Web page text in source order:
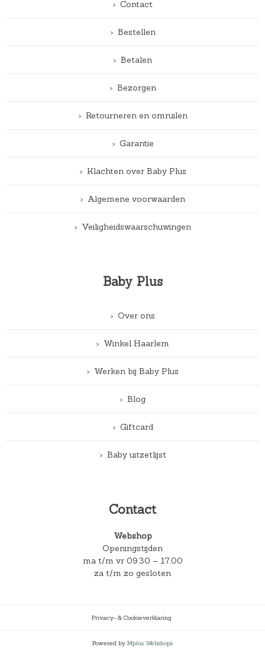
Contact
Bestellen
Betalen
Bezorgen
Retourneren en omruilen
Garantie
Klachten over Baby Plus
Algemene voorwaarden
Veiligheidswaarschuwingen
Baby Plus
Over ons
Winkel Haarlem
Werken bij Baby Plus
Blog
Giftcard
Baby uitzetlijst
Contact
Webshop
Openingstijden
ma t/m vr 09.30 – 17.00
za t/m zo gesloten
Privacy- & Cookieverklaring
Powered by Mplus Webshops